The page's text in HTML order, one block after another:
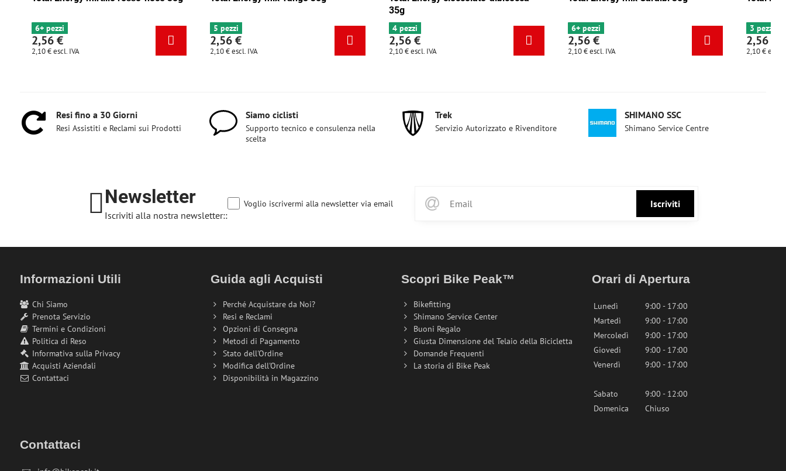
2,10 € 2,10 € 2,10 € 2,10 €
Resi fino a 30 Giorni
Resi Assistiti e Reclami sui Prodotti
Siamo ciclisti
Supporto tecnico e consulenza nella
scelta
Trek
Servizio Autorizzato e Rivenditore
SHIMANO SSC
Shimano Service Centre
Newsletter
Iscriviti alla nostra newsletter::
Iscriviti
Voglio iscrivermi alla newsletter via email
Informazioni Utili
Chi Siamo
Prenota Servizio
Termini e Condizioni
Politica di Reso
Informativa sulla Privacy
Acquisti Aziendali
Contattaci
Guida agli Acquisti
Perché Acquistare da Noi?
Resi e Reclami
Opzioni di Consegna
Metodi di Pagamento
Stato dell'Ordine
Modifica dell'Ordine
Disponibilità in Magazzino
Scopri Bike Peak™
Bikefitting
Shimano Service Center
Buoni Regalo
Giusta Dimensione del Telaio della Bicicletta
Domande Frequenti
La storia di Bike Peak
Orari di Apertura
Lunedì
9:00 - 17:00
Martedì
9:00 - 17:00
Mercoledì
9:00 - 17:00
Giovedì
9:00 - 17:00
Venerdì
9:00 - 17:00
Sabato
9:00 - 12:00
Domenica
Chiuso
Contattaci